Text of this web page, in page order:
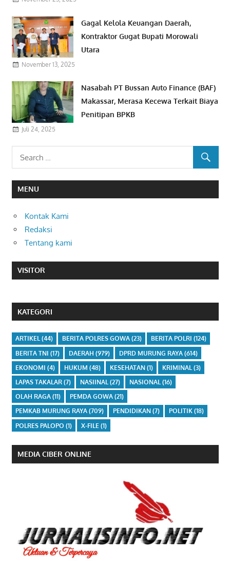
Gagal Kelola Keuangan Daerah,
Kontraktor Gugat Bupati Morowali
Utara
November 13, 2025
Nasabah PT Bussan Auto Finance (BAF)
Makassar, Merasa Kecewa Terkait Biaya
Penitipan BPKB
Juli 24, 2025
MENU
Kontak Kami
Redaksi
Tentang kami
VISITOR
KATEGORI
ARTIKEL(44) BERITA POLRES GOWA(23) BERITA POLRI (124)
BERITA TNI (17) DAERAH (979) DPRD MURUNG RAYA(614)
EKONOMI (4) HUKUM (48) KESEHATAN(1) KRIMINAL (3)
LAPAS TAKALAR(7) NASIINAL (27) NASIONAL (16)
OLAH RAGA(11) PEMDA GOWA(21)
PEMKAB MURUNG RAYA(709) PENDIDIKAN(7) POLITIK(18)
POLRES PALOPO (1) X-FILE (1)
MEDIA CIBER ONLINE